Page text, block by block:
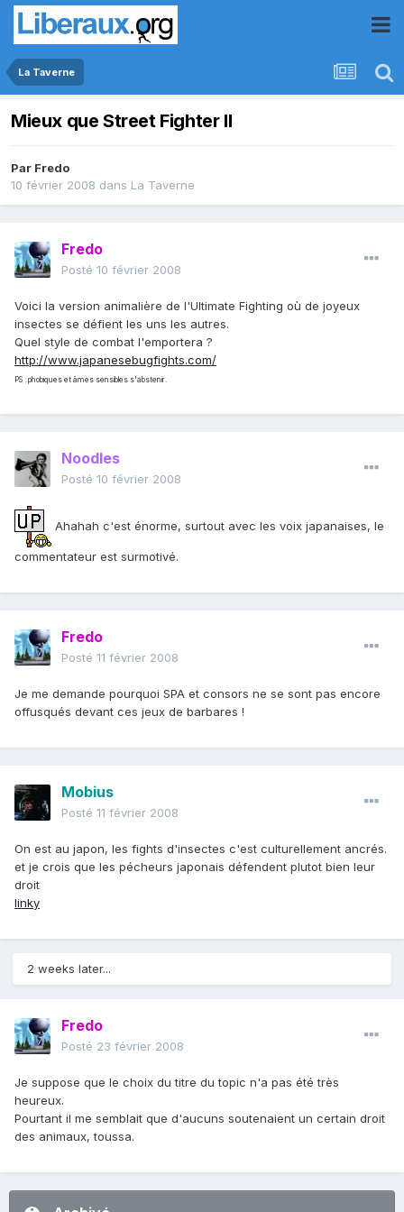
La Taverne
Mieux que Street Fighter II
Par Fredo
10 février 2008 dans La Taverne
Fredo
Posté 10 février 2008
Voici la version animalière de l'Ultimate Fighting où de joyeux
insectes se défient les uns les autres.
Quel style de combat l'emportera ?
http://www.japanesebugfights.com/
PS : phobiques et âmes sensibles s'abstenir.
Noodles
Posté 10 février 2008
Ahahah c'est énorme, surtout avec les voix japanaises, le
commentateur est surmotivé.
Fredo
Posté 11 février 2008
Je me demande pourquoi SPA et consors ne se sont pas encore
offusqués devant ces jeux de barbares !
Mobius
Posté 11 février 2008
On est au japon, les fights d'insectes c'est culturellement ancrés.
et je crois que les pécheurs japonais défendent plutot bien leur
droit
linky
2 weeks later...
Fredo
Posté 23 février 2008
Je suppose que le choix du titre du topic n'a pas été très
heureux.
Pourtant il me semblait que d'aucuns soutenaient un certain droit
des animaux, toussa.